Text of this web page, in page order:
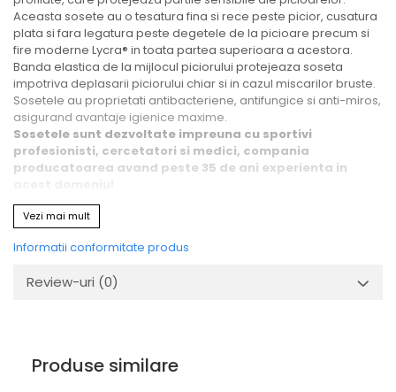
Aceasta sosete au o tesatura fina si rece peste picior, cusatura
plata si fara legatura peste degetele de la picioare precum si
fire moderne Lycra® in toata partea superioara a acestora.
Banda elastica de la mijlocul piciorului protejeaza soseta
impotriva deplasarii piciorului chiar si in cazul miscarilor bruste.
Sosetele au proprietati antibacteriene, antifungice si anti-miros,
asigurand avantaje igienice maxime.
Sosetele sunt dezvoltate impreuna cu sportivi
profesionisti, cercetatori si medici, compania
producatoarea avand peste 35 de ani experienta in
Proprietati speciale:
- antibacterian si antifungic
- fara sudura
- protectia tendonului lui Ahile
Vezi mai mult
Informatii conformitate produs
Review-uri (0)
Produse similare